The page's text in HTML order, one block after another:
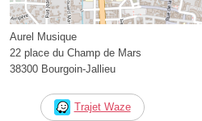
Aurel Musique
22 place du Champ de Mars
38300 Bourgoin-Jallieu
Trajet Waze